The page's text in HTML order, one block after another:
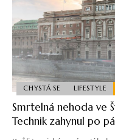
CHYSTÁ SE LIFESTYLE
Smrtelná nehoda ve
Technik zahynul po